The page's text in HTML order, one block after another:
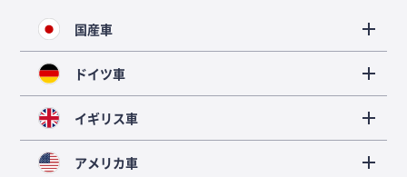
国産車
ドイツ車
イギリス車
アメリカ車